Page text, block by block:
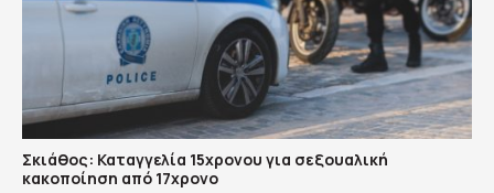
Σκιάθος: Καταγγελία 15χρονου για σεξουαλική
κακοποίηση από 17χρονο